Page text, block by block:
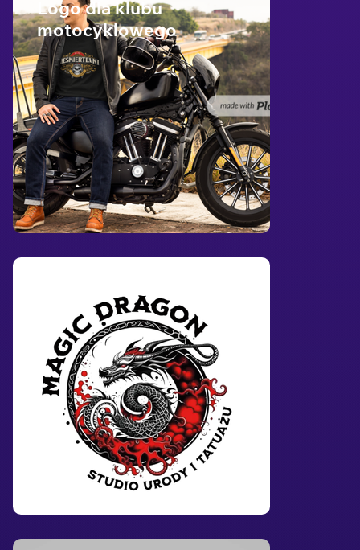
Logo dla klubu
motocyklowego
Logo dla salonu tatuażu